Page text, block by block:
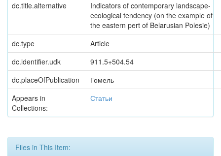
dc.title.alternative
Indicators of contemporary landscape-
ecological tendency (on the example of
the eastern pert of Belarusian Polesie)
dc.type
Article
dc.identifier.udk
911.5+504.54
dc.placeOfPublication
Гомель
Appears in
Collections:
Статьи
Files in This Item: